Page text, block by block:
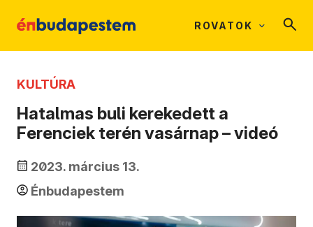
ROVATOK
KULTÚRA
Hatalmas buli kerekedett a
Ferenciek terén vasárnap – videó
2023. március 13.
Énbudapestem